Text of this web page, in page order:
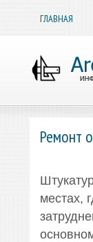
ГЛАВНАЯ
Ремонт
местах,